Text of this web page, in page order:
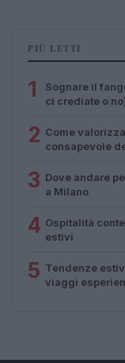
PIÙ LETTI
1
Sognare il
ci crediate o
2 Come
consapevole
3 Dove andare
a Milano
4 Ospitalità
estivi
5 Tendenze
viaggi